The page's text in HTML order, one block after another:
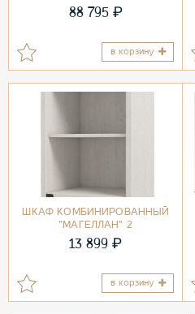
88 795 ₽
в корзину
ШКАФ КОМБИНИРОВАННЫЙ
"МАГЕЛЛАН" 2
13 899 ₽
в корзину